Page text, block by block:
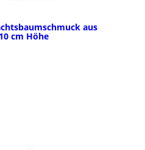
aus
cm Höhe